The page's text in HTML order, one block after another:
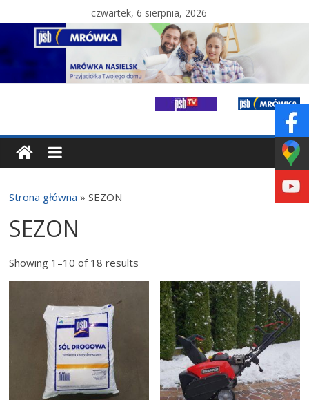
czwartek, 6 sierpnia, 2026
Strona główna »SEZON
SEZON
Showing 1–10 of 18 results